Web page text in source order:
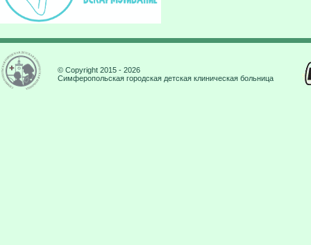
© Copyright 2015 - 2026
Симферопольская городская детская клиническая больница